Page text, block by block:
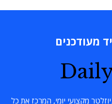
מעודכנים
מקצועי יומי, המרכז את כל